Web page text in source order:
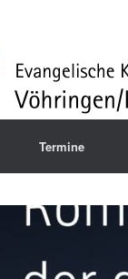
Termine